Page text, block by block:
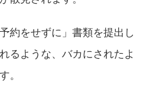
約をせずに」書類を提出し
るような、バカにされたよ
。